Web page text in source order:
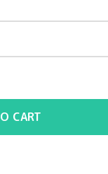
CART